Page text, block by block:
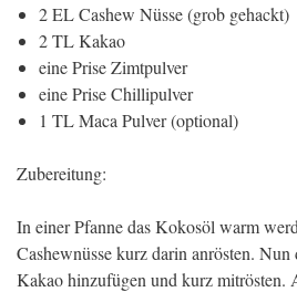
2 EL Cashew Nüsse (grob gehackt)
2 TL Kakao
eine Prise Zimtpulver
eine Prise Chillipulver
1 TL Maca Pulver (optional)
Zubereitung:
In einer Pfanne das Kokosöl warm
Cashewnüsse kurz darin anrösten.
Kakao hinzufügen und kurz mitrösten.